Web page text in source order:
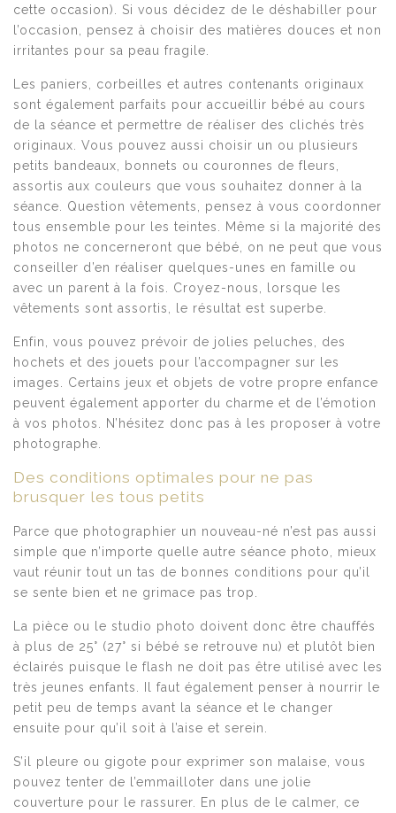
cette occasion). Si vous décidez de le déshabiller pour
l’occasion, pensez à choisir des matières douces et non
irritantes pour sa peau fragile.
Les paniers, corbeilles et autres contenants originaux
sont également parfaits pour accueillir bébé au cours
de la séance et permettre de réaliser des clichés très
originaux. Vous pouvez aussi choisir un ou plusieurs
petits bandeaux, bonnets ou couronnes de fleurs,
assortis aux couleurs que vous souhaitez donner à la
séance. Question vêtements, pensez à vous coordonner
tous ensemble pour les teintes. Même si la majorité des
photos ne concerneront que bébé, on ne peut que vous
conseiller d’en réaliser quelques-unes en famille ou
avec un parent à la fois. Croyez-nous, lorsque les
vêtements sont assortis, le résultat est superbe.
Enfin, vous pouvez prévoir de jolies peluches, des
hochets et des jouets pour l’accompagner sur les
images. Certains jeux et objets de votre propre enfance
peuvent également apporter du charme et de l’émotion
à vos photos. N’hésitez donc pas à les proposer à votre
photographe.
Des conditions optimales pour ne pas
brusquer les tous petits
Parce que photographier un nouveau-né n’est pas aussi
simple que n’importe quelle autre séance photo, mieux
vaut réunir tout un tas de bonnes conditions pour qu’il
se sente bien et ne grimace pas trop.
La pièce ou le studio photo doivent donc être chauffés
à plus de 25° (27° si bébé se retrouve nu) et plutôt bien
éclairés puisque le flash ne doit pas être utilisé avec les
très jeunes enfants. Il faut également penser à nourrir le
petit peu de temps avant la séance et le changer
ensuite pour qu’il soit à l’aise et serein.
S’il pleure ou gigote pour exprimer son malaise, vous
pouvez tenter de l’emmailloter dans une jolie
couverture pour le rassurer. En plus de le calmer, ce